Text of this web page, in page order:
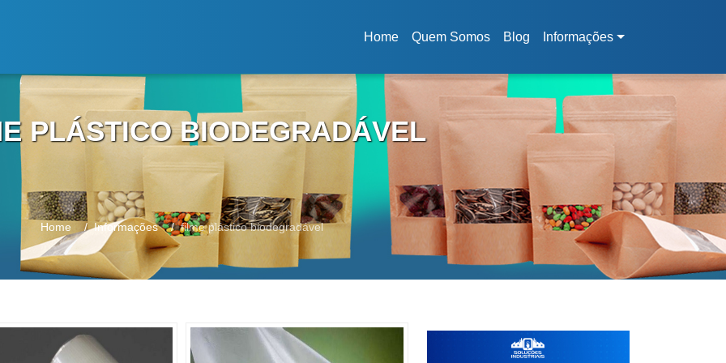
Home
(current)
Quem Somos Blog Informações
PLÁSTICO BIODEGRADÁVEL
Home Informações filme plástico biodegradável